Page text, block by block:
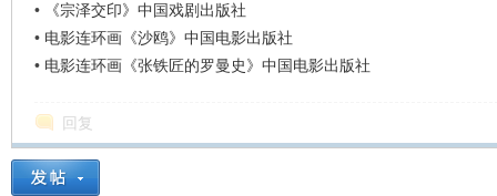
•
《宗泽交印》中国戏剧出版社
• 电影连环画《沙鸥》中国电影出版社
• 电影连环画《张铁匠的罗曼史》中国电影出版社
回复